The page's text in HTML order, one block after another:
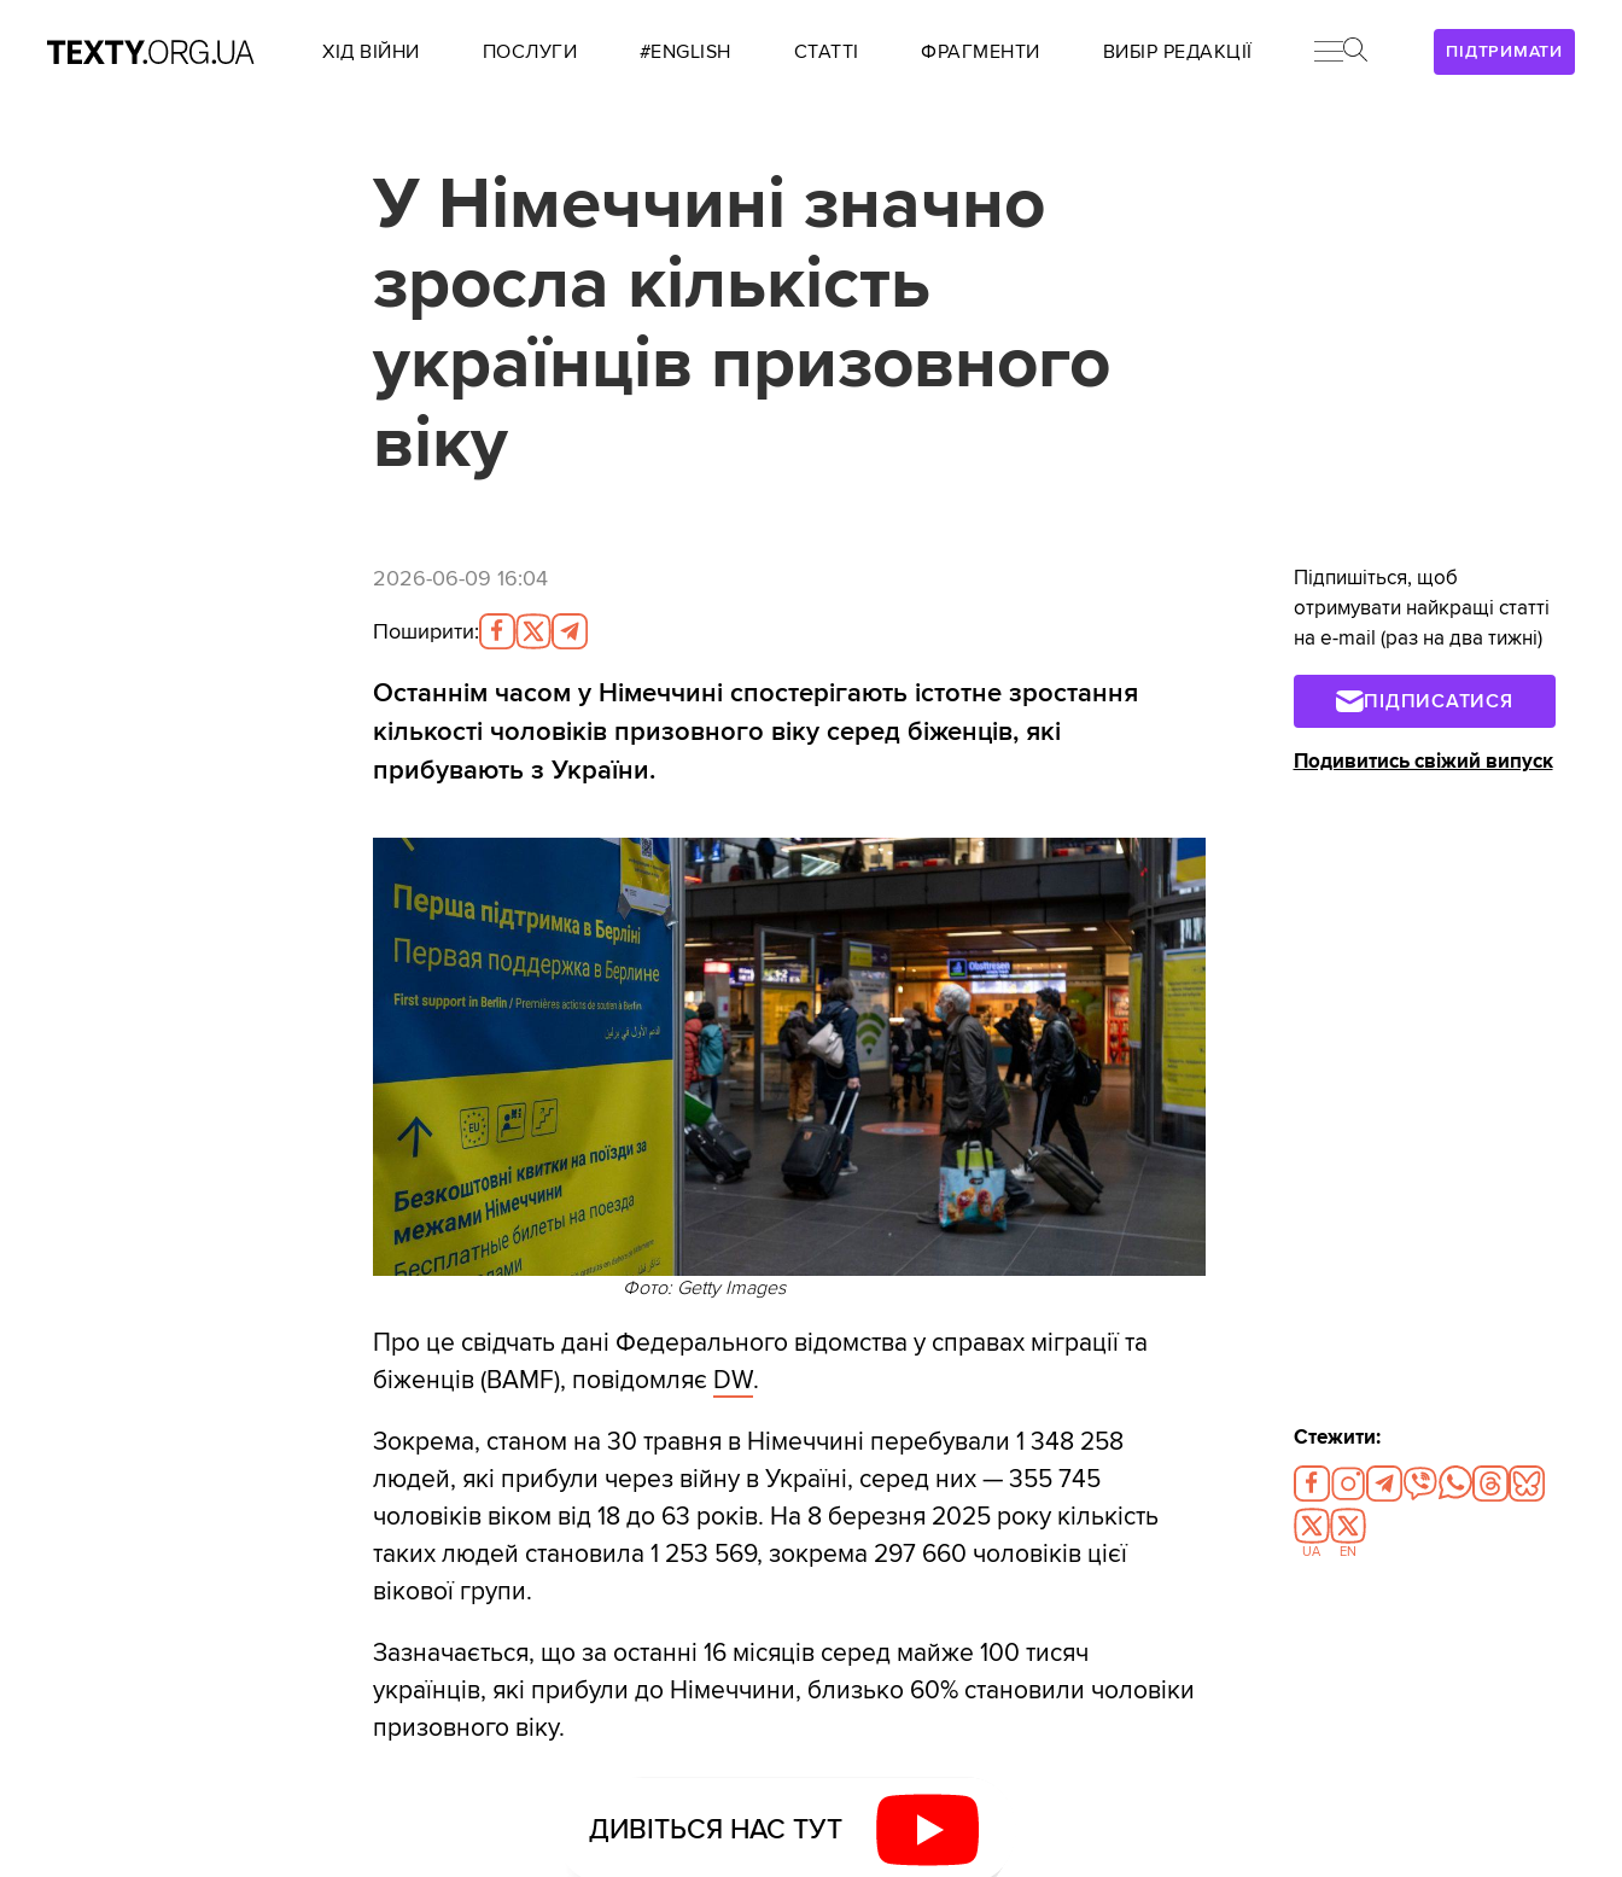
ПІДТРИМАТИ
ХІД ВІЙНИ ПОСЛУГИ #ENGLISH СТАТТІ ФРАГМЕНТИ ВИБІР РЕДАКЦІЇ
У Німеччині значно
зросла кількість
українців призовного
віку
2026-06-09 16:04
Поширити:
Останнім часом у Німеччині спостерігають істотне зростання
кількості чоловіків призовного віку серед біженців, які
прибувають з України.
Фото: Getty Images
Про це свідчать дані Федерального відомства у справах міграції та
біженців (BAMF), повідомляє DW.
Зокрема, станом на 30 травня в Німеччині перебували 1 348 258
людей, які прибули через війну в Україні, серед них — 355 745
чоловіків віком від 18 до 63 років. На 8 березня 2025 року кількість
таких людей становила 1 253 569, зокрема 297 660 чоловіків цієї
вікової групи.
Зазначається, що за останні 16 місяців серед майже 100 тисяч
українців, які прибули до Німеччини, близько 60% становили чоловіки
призовного віку.
ДИВІТЬСЯ НАС ТУТ
Підпишіться, щоб
отримувати найкращі статті
на e-mail (раз на два тижні)
ПІДПИСАТИСЯ
Подивитись свіжий випуск
Стежити:
UA EN